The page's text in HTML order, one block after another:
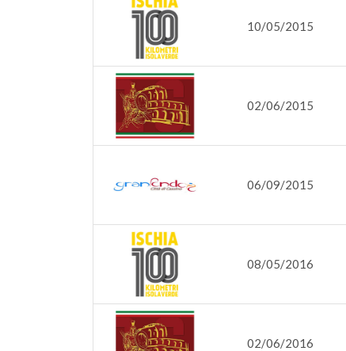
10/05/2015
02/06/2015
06/09/2015
08/05/2016
02/06/2016